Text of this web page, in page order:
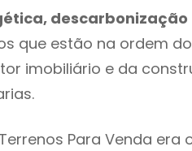
descarbonização
que estão na ordem
imobiliário e da
Para Venda era